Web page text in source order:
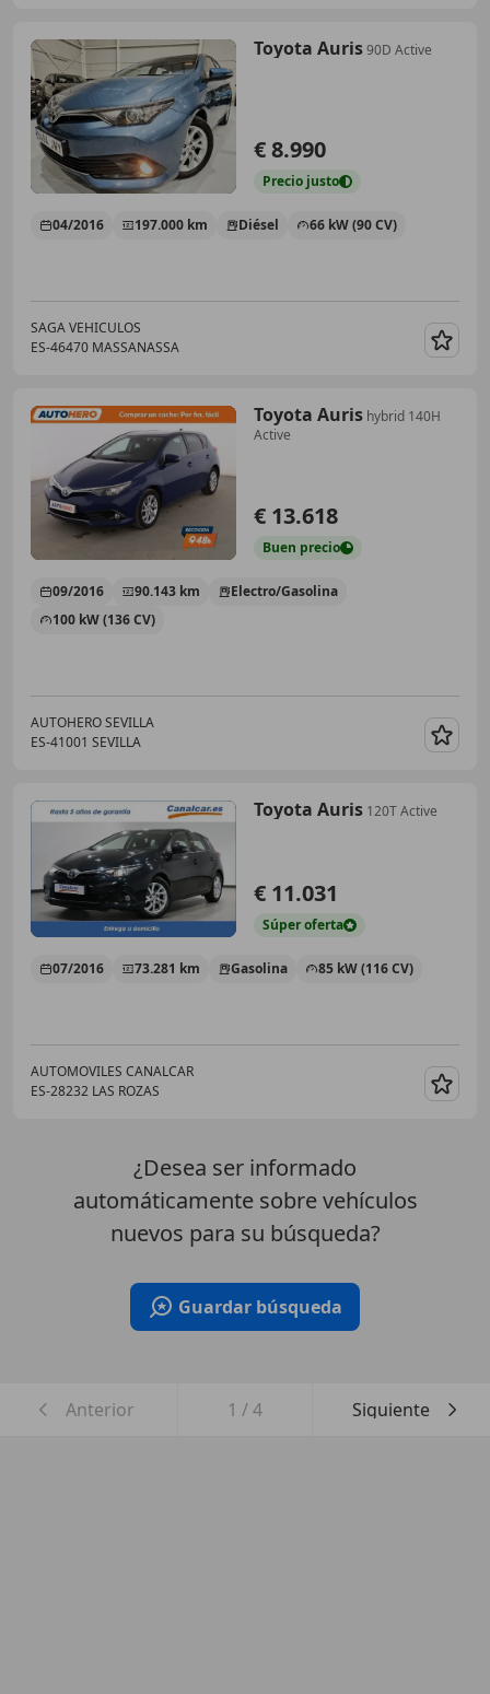
Toyota Auris90D Active
€ 8.990
Precio justo
04/2016 197.000 km Diésel 66 kW (90 CV)
SAGA VEHICULOS
ES-46470 MASSANASSA
Toyota Auris hybrid 140H
Active
€ 13.618
Buen precio
09/2016 90.143 km
Electro/Gasolina
100 kW (136 CV)
AUTOHERO SEVILLA
ES-41001 SEVILLA
Toyota Auris 120T Active
€ 11.031
Súperoferta
07/2016 73.281 km Gasolina 85 kW (116 CV)
AUTOMOVILES CANALCAR
ES-28232 LAS ROZAS
¿Desea ser informado
automáticamente sobre vehículos
nuevos para su búsqueda?
Guardar búsqueda
Anterior 1 /4 Siguiente